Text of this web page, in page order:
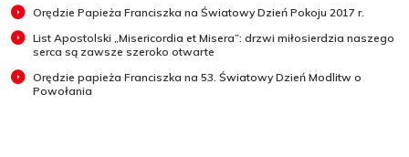
Orędzie Papieża Franciszka na Światowy Dzień Pokoju 2017 r.
List Apostolski „Misericordia et Misera”: drzwi miłosierdzia naszego
serca są zawsze szeroko otwarte
Orędzie papieża Franciszka na 53. Światowy Dzień Modlitw o
Powołania